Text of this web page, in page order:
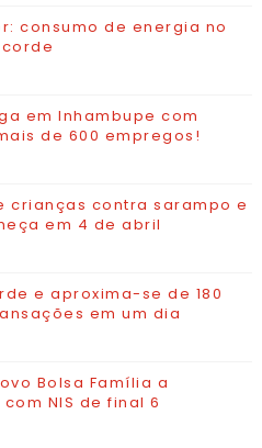
consumo de energia no
em Inhambupe com
de 600 empregos!
crianças contra sarampo e
em 4 de abril
e aproxima-se de 180
em um dia
Bolsa Família a
NIS de final 6